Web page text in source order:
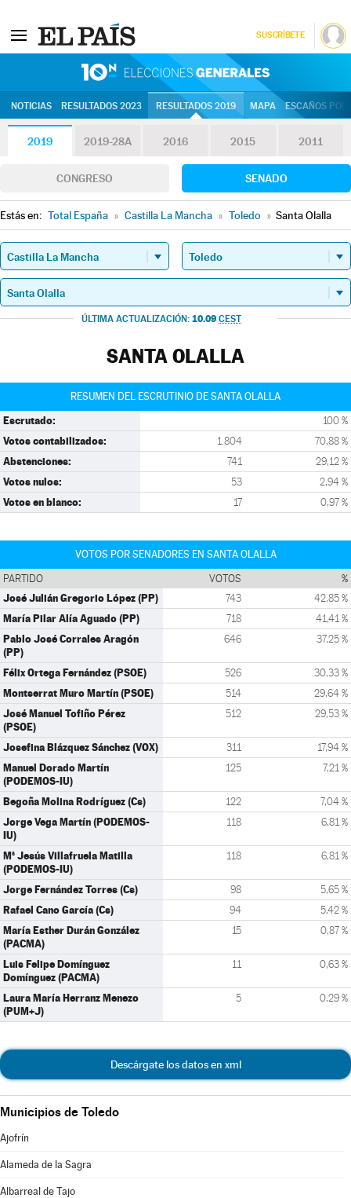
SUSCRÍBETE
NOTICIAS RESULTADOS 2023 RESULTADOS 2019 MAPA ESCAÑOS
2019 2019-28A 2016 2015 2011
CONGRESO SENADO
Estás en: Total España » Castilla La Mancha » Toledo » Santa Olalla
ÚLTIMA ACTUALIZACIÓN: 10.09 CEST
SANTA OLALLA
RESUMEN DEL ESCRUTINIO DE SANTA OLALLA
Escrutado: 100 %
Votos contabilizados: 1.804 70,88 %
Abstenciones: 741 29,12 %
Votos nulos: 53 2,94 %
Votos en blanco: 17 0,97 %
VOTOS POR SENADORES EN SANTA OLALLA
PARTIDO VOTOS %
José Julián Gregorio López (PP) 743 42,85 %
María Pilar Alía Aguado (PP) 718 41,41 %
Pablo José Corrales Aragón
(PP)
646 37,25 %
Félix Ortega Fernández (PSOE) 526 30,33 %
Montserrat Muro Martín (PSOE) 514 29,64 %
José Manuel Tofiño Pérez
(PSOE)
512 29,53 %
Josefina Blázquez Sánchez (VOX) 311 17,94 %
Manuel Dorado Martín
(PODEMOS-IU)
125 7,21 %
Begoña Molina Rodríguez (Cs) 122 7,04 %
Jorge Vega Martín (PODEMOS-
IU)
118 6,81 %
Mª Jesús Villafruela Matilla
(PODEMOS-IU)
118 6,81 %
Jorge Fernández Torres (Cs) 98 5,65 %
Rafael Cano García (Cs) 94 5,42 %
María Esther Durán González
(PACMA)
15 0,87 %
Luis Felipe Domínguez
Domínguez (PACMA)
11 0,63 %
Laura María Herranz Menezo
(PUM+J)
5 0,29 %
Descárgate los datos en xml
Municipios de Toledo
Ajofrín
Alameda de la Sagra
Albarreal de Tajo